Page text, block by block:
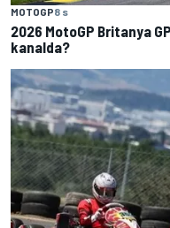
MOTOGP8 s
2026 MotoGP Britanya
kanalda?